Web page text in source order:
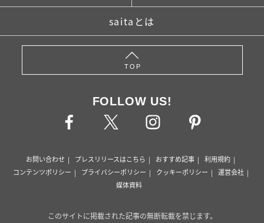
saitaとは
TOP
FOLLOW US!
お問い合わせ プレスリリースはこちら おすすめ記事
利用規約
コンテンツポリシー
プライバシーポリシー クッキーポリシー
運営会社
媒体資料
このサイトに掲載された記事の無断転載を禁じます。